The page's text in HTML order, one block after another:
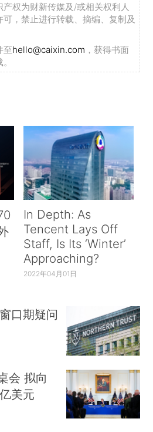
权为财新传媒及/或相关权利人
，禁止进行转载、摘编、复制及
至hello@caixin.com ，获得书面
In Depth: As
Tencent Lays Off
Staff, Is Its ‘Winter’
Approaching?
2022年04月01日
口期疑问
会 拟向
美元